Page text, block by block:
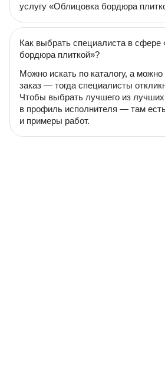
услугу «Облицовка бордюра
Как выбрать специалиста в сфере
бордюра плиткой»?
Можно искать по каталогу, а можно
заказ — тогда специалисты
Чтобы выбрать лучшего из
в профиль исполнителя — там
и примеры работ.